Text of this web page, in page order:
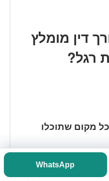
דין מומלץ
רגל?
מקום שתוכלו
עורך הדין, אתם
WhatsApp